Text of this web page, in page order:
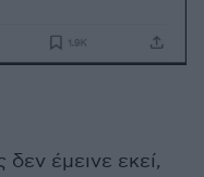
έμεινε εκεί,